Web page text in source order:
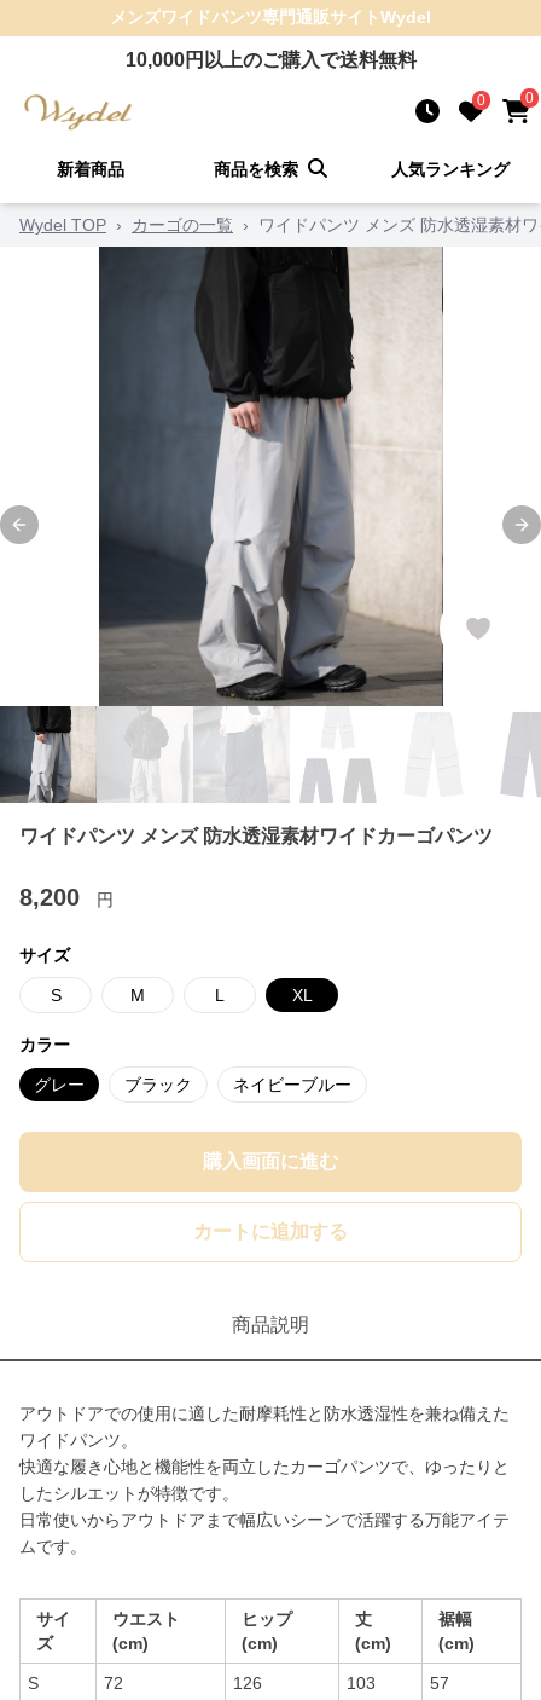
メンズワイドパンツ専門通販サイトWydel
10,000円以上のご購入で送料無料
0 0
新着商品 商品を検索 人気ランキング
Wydel TOP › カーゴの一覧 › ワイドパンツ メンズ 防水透湿素材
Previous slide
ワイドパンツ メンズ 防水透湿素材ワイドカーゴパンツ
8,200 円
サイズ
S M L XL
カラー
グレー ブラック ネイビーブルー
購入画面に進む
カートに追加する
商品説明
アウトドアでの使用に適した耐摩耗性と防水透湿性を兼ね備えた
ワイドパンツ。
快適な履き心地と機能性を両立したカーゴパンツで、ゆったりと
したシルエットが特徴です。
日常使いからアウトドアまで幅広いシーンで活躍する万能アイテ
ムです。
サイ
ズ
ウエスト
(cm)
ヒップ
(cm)
丈
(cm)
裾幅
(cm)
S 72 126 103 57